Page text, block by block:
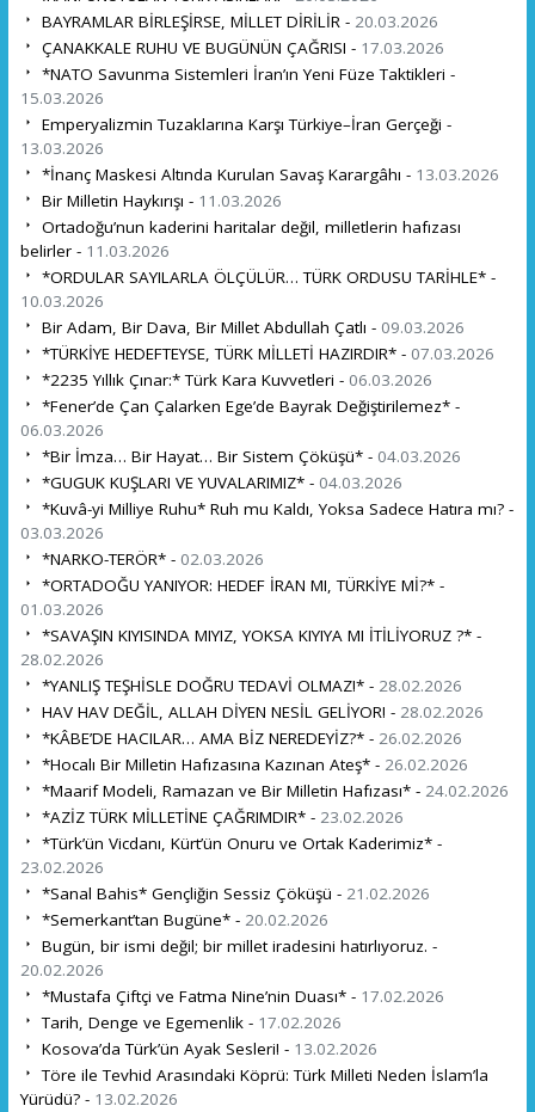
BAYRAMLAR BİRLEŞİRSE, MİLLET DİRİLİR - 20.03.2026
ÇANAKKALE RUHU VE BUGÜNÜN ÇAĞRISI - 17.03.2026
*NATO Savunma Sistemleri İran’ın Yeni Füze Taktikleri -
15.03.2026
Emperyalizmin Tuzaklarına Karşı Türkiye–İran Gerçeği -
13.03.2026
*İnanç Maskesi Altında Kurulan Savaş Karargâhı - 13.03.2026
Bir Milletin Haykırışı - 11.03.2026
Ortadoğu’nun kaderini haritalar değil, milletlerin hafızası
belirler - 11.03.2026
*ORDULAR SAYILARLA ÖLÇÜLÜR… TÜRK ORDUSU TARİHLE* -
10.03.2026
Bir Adam, Bir Dava, Bir Millet Abdullah Çatlı - 09.03.2026
*TÜRKİYE HEDEFTEYSE, TÜRK MİLLETİ HAZIRDIR* - 07.03.2026
*2235 Yıllık Çınar:* Türk Kara Kuvvetleri - 06.03.2026
*Fener’de Çan Çalarken Ege’de Bayrak Değiştirilemez* -
06.03.2026
*Bir İmza… Bir Hayat… Bir Sistem Çöküşü* - 04.03.2026
*GUGUK KUŞLARI VE YUVALARIMIZ* - 04.03.2026
*Kuvâ-yi Milliye Ruhu* Ruh mu Kaldı, Yoksa Sadece Hatıra mı? -
03.03.2026
*NARKO-TERÖR* - 02.03.2026
*ORTADOĞU YANIYOR: HEDEF İRAN MI, TÜRKİYE Mİ?* -
01.03.2026
*SAVAŞIN KIYISINDA MIYIZ, YOKSA KIYIYA MI İTİLİYORUZ ?* -
28.02.2026
*YANLIŞ TEŞHİSLE DOĞRU TEDAVİ OLMAZ!* - 28.02.2026
HAV HAV DEĞİL, ALLAH DİYEN NESİL GELİYOR! - 28.02.2026
*KÂBE’DE HACILAR… AMA BİZ NEREDEYİZ?* - 26.02.2026
*Hocalı Bir Milletin Hafızasına Kazınan Ateş* - 26.02.2026
*Maarif Modeli, Ramazan ve Bir Milletin Hafızası* - 24.02.2026
*AZİZ TÜRK MİLLETİNE ÇAĞRIMDIR* - 23.02.2026
*Türk’ün Vicdanı, Kürt’ün Onuru ve Ortak Kaderimiz* -
23.02.2026
*Sanal Bahis* Gençliğin Sessiz Çöküşü - 21.02.2026
*Semerkant’tan Bugüne* - 20.02.2026
Bugün, bir ismi değil; bir millet iradesini hatırlıyoruz. -
20.02.2026
*Mustafa Çiftçi ve Fatma Nine’nin Duası* - 17.02.2026
Tarih, Denge ve Egemenlik - 17.02.2026
Kosova’da Türk’ün Ayak Sesleri! - 13.02.2026
Töre ile Tevhid Arasındaki Köprü: Türk Milleti Neden İslam’la
Yürüdü? - 13.02.2026